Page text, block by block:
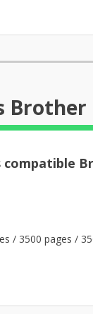
compatible
/ 3500 pages /